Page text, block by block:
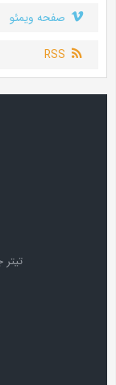
صفحه ویمئو
RSS